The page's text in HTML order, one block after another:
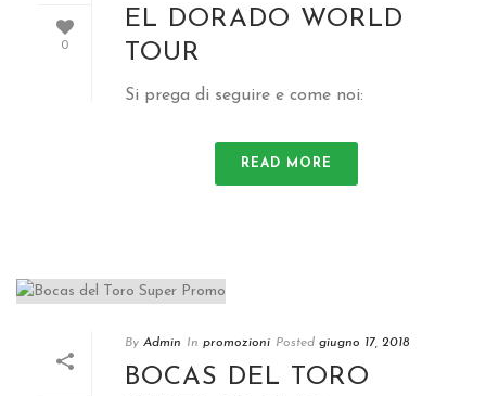
0
EL DORADO WORLD
TOUR
Si prega di seguire e come noi:
READ MORE
By Admin In promozioni Posted giugno 17, 2018
BOCAS DEL TORO